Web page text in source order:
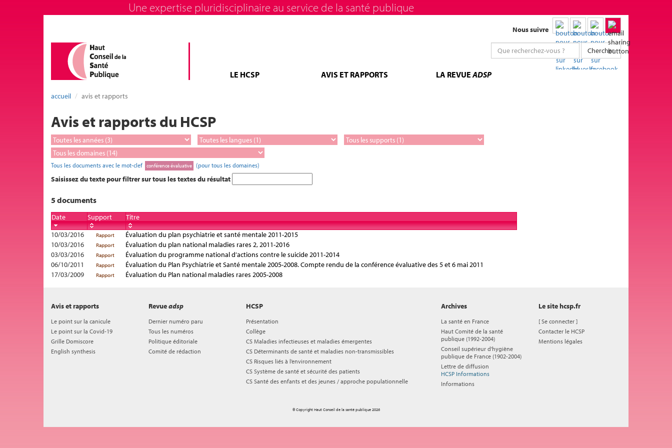
Une expertise pluridisciplinaire au service de la santé publique
Nous suivre
Chercher
LE HCSP AVIS ET RAPPORTS LA REVUEADSP
accueil avis et rapports
Avis et rapports du HCSP
Tous les documents avec le mot-clef conférence évaluative (pour tous les domaines)
Saisissez du texte pour filtrer sur tous les textes du résultat
5 documents
Date Support
Titre
10/03/2016
Rapport
Évaluation du plan psychiatrie et santé mentale 2011-2015
10/03/2016
Rapport
Évaluation du plan national maladies rares 2, 2011-2016
03/03/2016
Rapport
Évaluation du programme national d’actions contre le suicide 2011-2014
06/10/2011
Rapport
Évaluation du Plan Psychiatrie et Santé mentale 2005-2008. Compte rendu de la conférence évaluative des 5 et 6 mai 2011
17/03/2009
Rapport Évaluation du Plan national maladies rares 2005-2008
HCSP
Présentation
Collège
CS Maladies infectieuses et maladies émergentes
CS Déterminants de santé et maladies non-transmissibles
CS Risques liés à l’environnement
CS Système de santé et sécurité des patients
CS Santé des enfants et des jeunes / approche populationnelle
Avis et rapports
Le point sur la canicule
Le point sur la Covid-19
Grille Domiscore
English synthesis
Revueadsp
Dernier numéro paru
Tous les numéros
Politique éditoriale
Comité de rédaction
Archives
La santé en France
Haut Comité de la santé
publique (1992-2004)
Conseil supérieur d'hygiène
publique de France (1902-2004)
Lettre de diffusion
HCSP Informations
Informations
Le site hcsp.fr
[Se connecter ]
Contacter le HCSP
Mentions légales
© Copyright Haut Conseil de la santé publique 2026